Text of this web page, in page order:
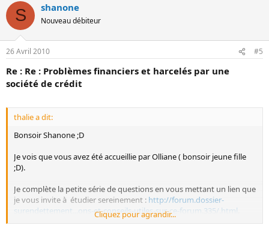
S shanone
Nouveau débiteur
26 Avril 2010 #5
Re : Re : Problèmes financiers et harcelés par une
société de crédit
thalie a dit:
Bonsoir Shanone ;D
Je vois que vous avez été accueillie par Olliane ( bonsoir jeune fille
;D).
Je complète la petite série de questions en vous mettant un lien que
je vous invite à étudier sereinement : http://forum.dossier-
surendettement...ons-et-conseils-utiles-sur-ce-forum.335/.html
Cliquez pour agrandir...